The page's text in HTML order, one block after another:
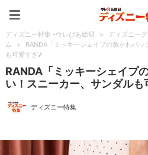
ディズニー特集 -ウレぴあ総研 > ディズニー
ム
>
RANDA「ミッキーシェイプの激かわバ
も可愛すぎ♪
RANDA「ミッキーシェイプ
い！スニーカー、サンダルも
ディズニー特集